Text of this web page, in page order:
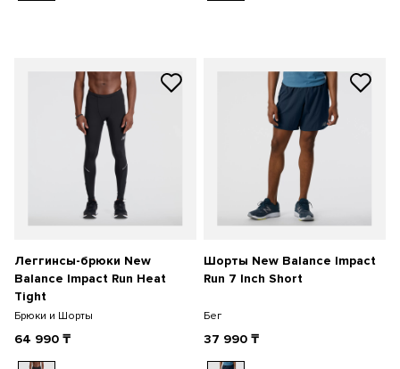
Леггинсы-брюки New
Balance Impact Run Heat
Tight
Брюки и Шорты
64 990 ₸
Шорты New Balance Impact
Run 7 Inch Short
Бег
37 990 ₸